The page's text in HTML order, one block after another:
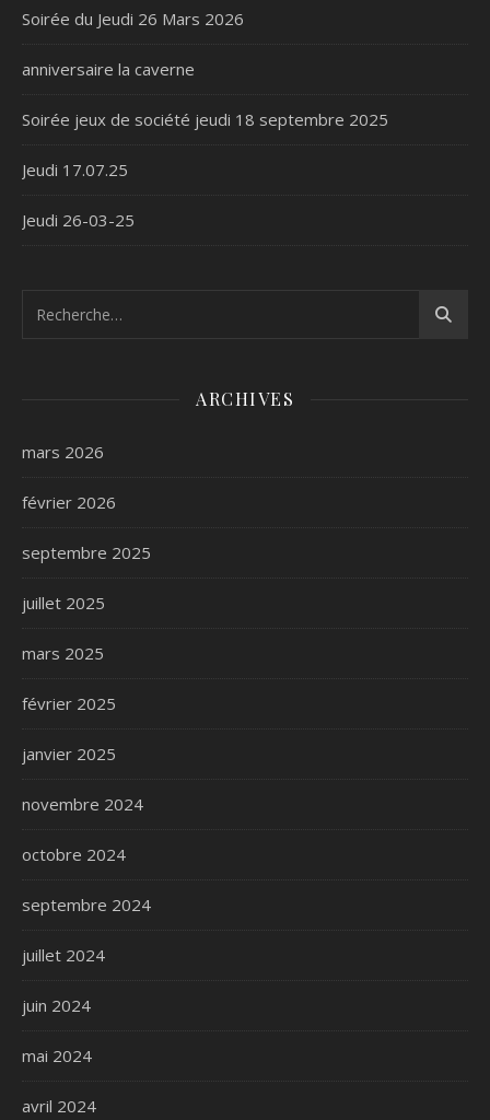
Soirée du Jeudi 26 Mars 2026
anniversaire la caverne
Soirée jeux de société jeudi 18 septembre 2025
Jeudi 17.07.25
Jeudi 26-03-25
ARCHIVES
mars 2026
février 2026
septembre 2025
juillet 2025
mars 2025
février 2025
janvier 2025
novembre 2024
octobre 2024
septembre 2024
juillet 2024
juin 2024
mai 2024
avril 2024